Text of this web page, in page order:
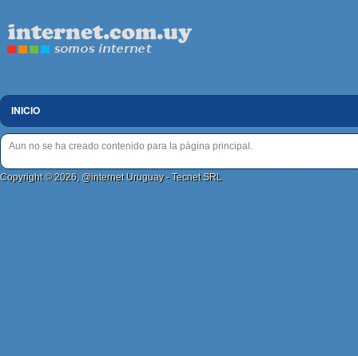
INICIO
Aun no se ha creado contenido para la página principal.
Copyright © 2026, @internet Uruguay - Tecnet SRL